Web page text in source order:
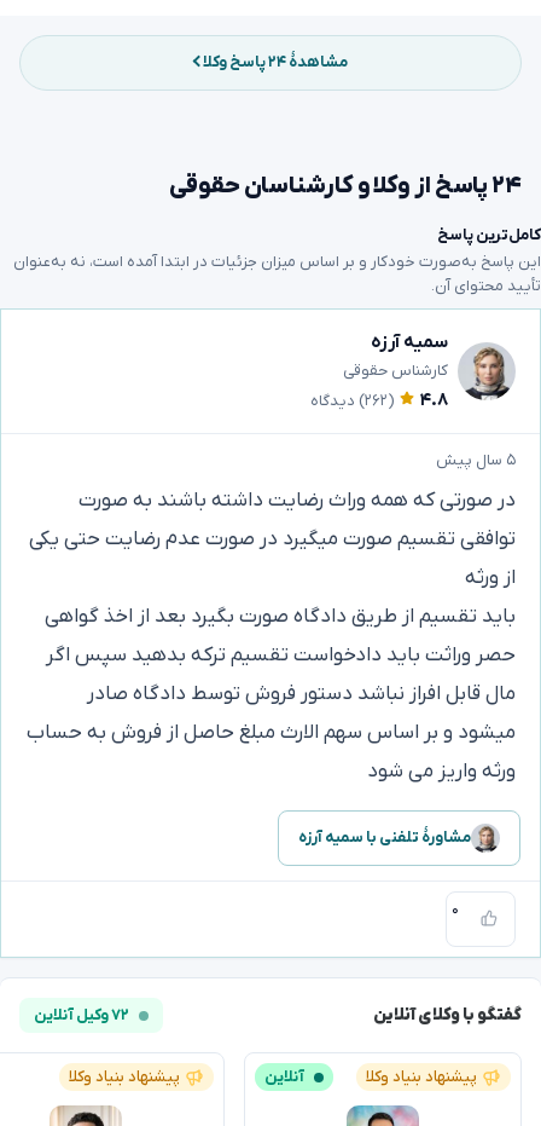
مشاهدهٔ ۲۴ پاسخ وکلا
۲۴ پاسخ از وکلا و کارشناسان حقوقی
کامل‌ترین پاسخ
این پاسخ به‌صورت خودکار و بر اساس میزان جزئیات در ابتدا آمده است، نه به‌عنوان
تأیید محتوای آن.
سمیه آرزه
کارشناس حقوقی
۴.۸ (۲۶۲) دیدگاه
۵ سال پیش
در صورتی که همه وراث رضایت داشته باشند به صورت
توافقی تقسیم صورت میگیرد در صورت عدم رضایت حتی یکی
از ورثه
باید تقسیم از طریق دادگاه صورت بگیرد بعد از اخذ گواهی
حصر وراثت باید دادخواست تقسیم ترکه بدهید سپس اگر
مال قابل افراز نباشد دستور فروش توسط دادگاه صادر
میشود و بر اساس سهم الارث مبلغ حاصل از فروش به حساب
ورثه واریز می شود
مشاورهٔ تلفنی با سمیه آرزه
۰
گفتگو با وکلای آنلاین ۷۲ وکیل آنلاین
پیشنهاد بنیاد وکلا آنلاین پیشنهاد بنیاد وکلا